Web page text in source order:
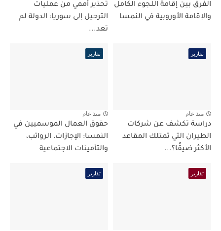
الفرق بين إقامة اللجوء الكامل
والإقامة الأوروبية في النمسا
تحذير أممي من عمليات
الترحيل إلى سوريا: الدولة لم
تعد...
تقارير
منذ عام
دراسة تكشف عن شركات
الطيران التي تمتلك المقاعد
الأكثر ضيقًا؟...
تقارير
منذ عام
حقوق العمال الموسميين في
النمسا: الإجازات، الرواتب،
والتأمينات الاجتماعية
تقارير تقارير